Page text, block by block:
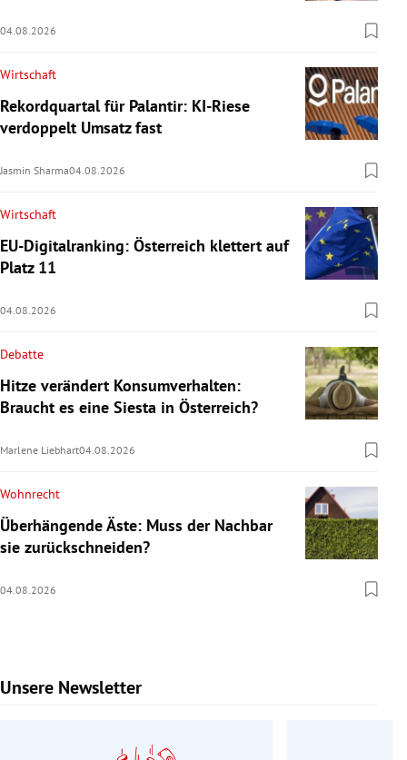
04.08.2026
Wirtschaft
Rekordquartal für Palantir: KI-Riese
verdoppelt Umsatz fast
Jasmin Sharma04.08.2026
Wirtschaft
EU-Digitalranking: Österreich klettert auf
Platz 11
04.08.2026
Debatte
Hitze verändert Konsumverhalten:
Braucht es eine Siesta in Österreich?
Marlene Liebhart04.08.2026
Wohnrecht
Überhängende Äste: Muss der Nachbar
sie zurückschneiden?
04.08.2026
Unsere Newsletter
Slide 1 von 9